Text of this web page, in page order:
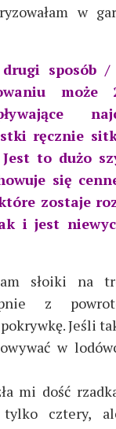
w
sposób /
może
ręcznie
Jest to dużo
się
zostaje
i jest
słoiki na
z
Jeśli
w
mi dość
tylko cztery,